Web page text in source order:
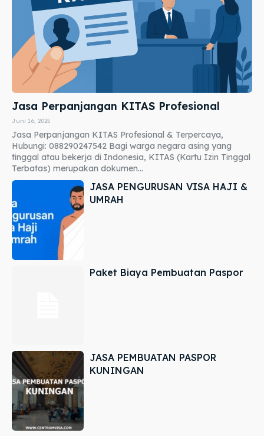
Jasa Perpanjangan KITAS Profesional
Juni 16, 2025
Jasa Perpanjangan KITAS Profesional & Terpercaya,
Hubungi: 088290247542 Bagi warga negara asing yang
tinggal atau bekerja di Indonesia, KITAS (Kartu Izin Tinggal
Terbatas) merupakan dokumen...
JASA PENGURUSAN VISA HAJI &
UMRAH
Paket Biaya Pembuatan Paspor
JASA PEMBUATAN PASPOR
KUNINGAN